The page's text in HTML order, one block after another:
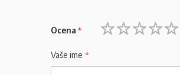
Ocena
Vaše ime